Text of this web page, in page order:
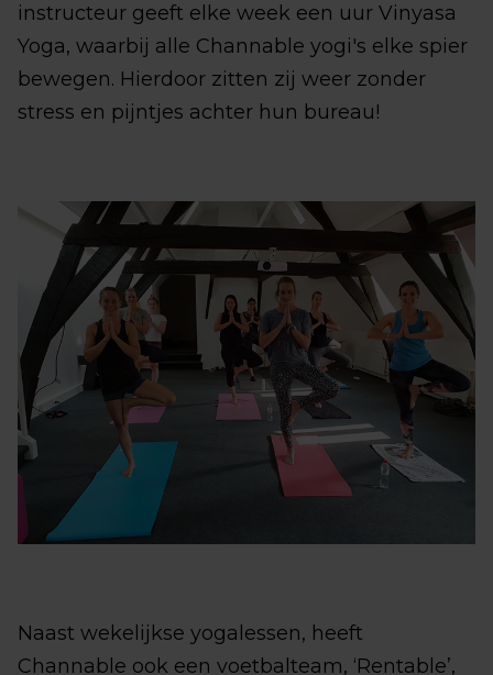
instructeur geeft elke week een uur Vinyasa
Yoga, waarbij alle Channable yogi's elke spier
bewegen. Hierdoor zitten zij weer zonder
stress en pijntjes achter hun bureau!
Naast wekelijkse yogalessen, heeft
Channable ook een voetbalteam, ‘Rentable’,